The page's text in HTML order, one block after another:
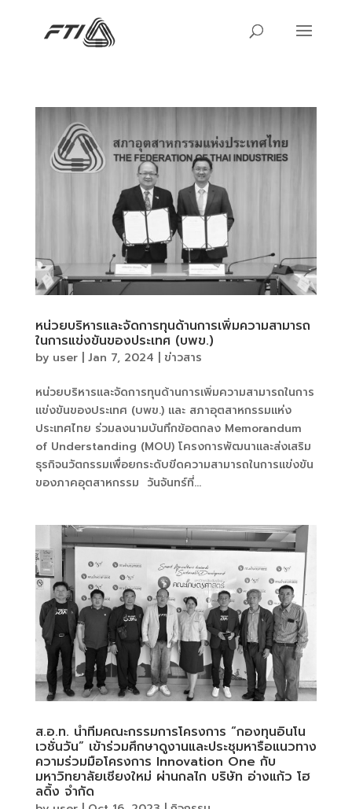
หน่วยบริหารและจัดการทุนด้านการเพิ่มความสามารถ
ในการแข่งขันของประเทศ (บพข.)
by user| Jan 7, 2024 ข่าวสาร
หน่วยบริหารและจัดการทุนด้านการเพิ่มความสามารถในการ
แข่งขันของประเทศ (บพข.) และ สภาอุตสาหกรรมแห่ง
ประเทศไทย ร่วมลงนามบันทึกข้อตกลง Memorandum
of Understanding (MOU) โครงการพัฒนาและส่งเสริม
ธุรกิจนวัตกรรมเพื่อยกระดับขีดความสามารถในการแข่งขัน
ของภาคอุตสาหกรรม วันจันทร์ที่...
ส.อ.ท. นำทีมคณะกรรมการโครงการ “กองทุนอินโน
เวชั่นวัน” เข้าร่วมศึกษาดูงานและประชุมหารือแนวทาง
ความร่วมมือโครงการ Innovation One กับ
มหาวิทยาลัยเชียงใหม่ ผ่านกลไก บริษัท อ่างแก้ว โฮ
ลดิ้ง จำกัด